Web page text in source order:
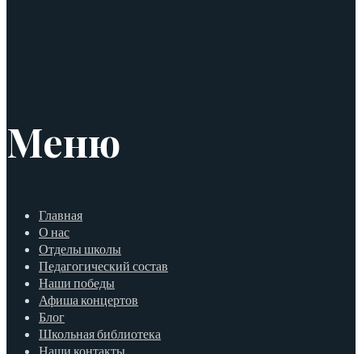
Меню
Главная
О нас
Отделы школы
Педагогический состав
Наши победы
Афиша концертов
Блог
Школьная библиотека